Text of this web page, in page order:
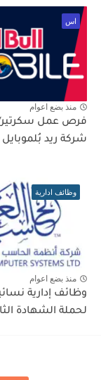
اس
منذ بضع اعوام
فرص عمل
شركة ريد
وظائف ادارية
منذ بضع اعوام
وظائف إدارية
لحملة الشهادة